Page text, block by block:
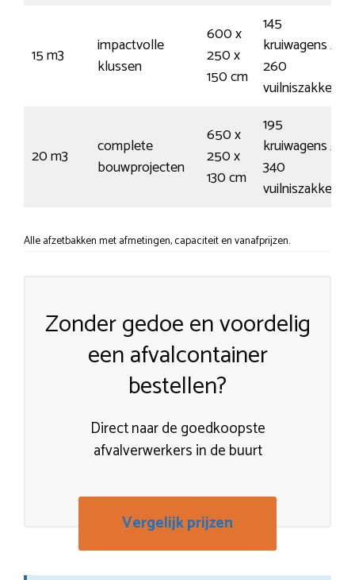
15 m3
impactvolle
klussen
600 x
250 x
150 cm
145
kruiwagens /
260
vuilniszakken
20 m3
complete
bouwprojecten
650 x
250 x
130 cm
195
kruiwagens /
340
vuilniszakken
Alle afzetbakken met afmetingen, capaciteit en vanafprijzen.
Zonder gedoe en voordelig
een afvalcontainer
bestellen?
Direct naar de goedkoopste
afvalverwerkers in de buurt
Vergelijk prijzen